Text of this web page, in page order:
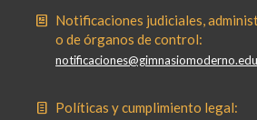
Notificaciones judiciales,
o de órganos de control:
Políticas y cumplimiento legal: